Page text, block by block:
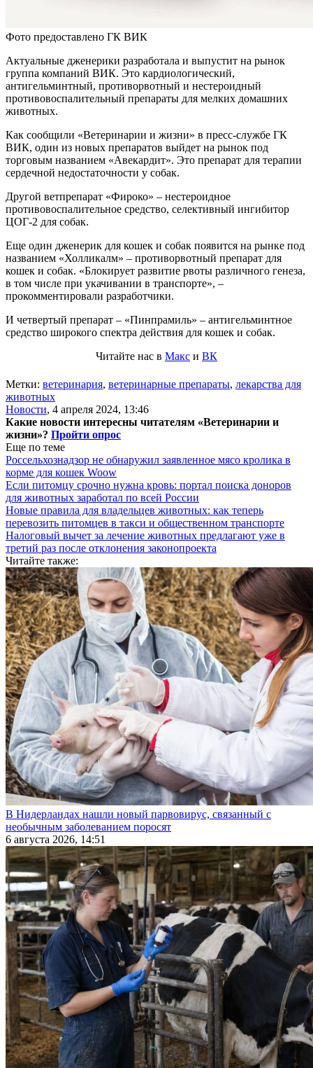
Фото предоставлено ГК ВИК
Актуальные дженерики разработала и выпустит на рынок
группа компаний ВИК. Это кардиологический,
антигельминтный, противорвотный и нестероидный
противовоспалительный препараты для мелких домашних
животных.
Как сообщили «Ветеринарии и жизни» в пресс-службе ГК
ВИК, один из новых препаратов выйдет на рынок под
торговым названием «Авекардит». Это препарат для терапии
сердечной недостаточности у собак.
Другой ветпрепарат «Фироко» – нестероидное
противовоспалительное средство, селективный ингибитор
ЦОГ-2 для собак.
Еще один дженерик для кошек и собак появится на рынке под
названием «Холликалм» – противорвотный препарат для
кошек и собак. «Блокирует развитие рвоты различного генеза,
в том числе при укачивании в транспорте», –
прокомментировали разработчики.
И четвертый препарат – «Пинпрамиль» – антигельминтное
средство широкого спектра действия для кошек и собак.
Читайте нас в Макс и ВК
Метки: ветеринария, ветеринарные препараты, лекарства для
животных
Новости, 4 апреля 2024, 13:46
Какие новости интересны читателям «Ветеринарии и
жизни»? Пройти опрос
Еще по теме
Россельхознадзор не обнаружил заявленное мясо кролика в
корме для кошек Woow
Если питомцу срочно нужна кровь: портал поиска доноров
для животных заработал по всей России
Новые правила для владельцев животных: как теперь
перевозить питомцев в такси и общественном транспорте
Налоговый вычет за лечение животных предлагают уже в
третий раз после отклонения законопроекта
Читайте также:
В Нидерландах нашли новый парвовирус, связанный с
необычным заболеванием поросят
6 августа 2026, 14:51